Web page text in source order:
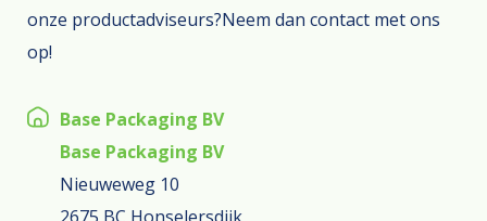
onze productadviseurs?Neem dan contact met ons
op!
Base Packaging BV
Base Packaging BV
Nieuweweg 10
2675 BC Honselersdijk